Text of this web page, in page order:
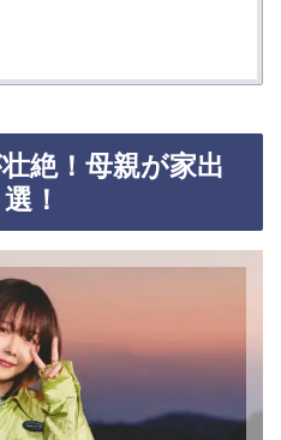
絶！母親が家出
！